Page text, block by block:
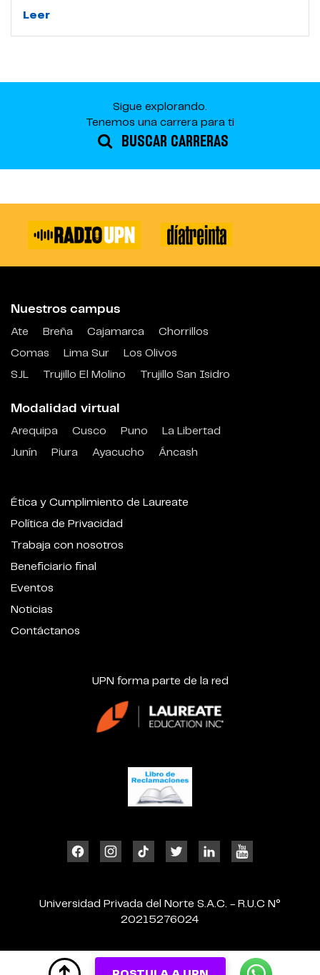
Leer
Sigue explorando.
Tenemos una carrera para ti
BUSCAR CARRERAS
Nuestros campus
Ate Breña Cajamarca
Chorrillos
Comas
Lima Sur
Los Olivos
SJL
Trujillo El Molino Trujillo San Isidro
Modalidad virtual
Arequipa Cusco Puno
La Libertad
Junín
Piura Ayacucho Áncash
Ética y Cumplimiento de Laureate
Política de Privacidad
Trabaja con nosotros
Beneficiario final
Eventos
Noticias
Contáctanos
UPN forma parte de la red
Universidad Privada del Norte S.A.C. - R.U.C N°
20215276024